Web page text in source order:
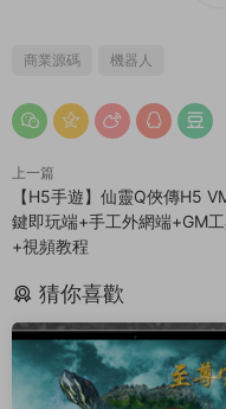
商業源碼 機器人
上一篇
【H5手遊】仙靈Q俠傳H5
鍵即玩端+手工外網端+GM
+視頻教程
猜你喜歡